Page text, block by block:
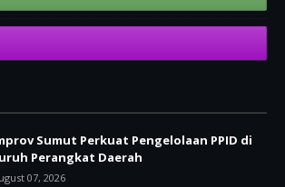
Sumut Perkuat Pengelolaan PPID di
Perangkat Daerah
07, 2026